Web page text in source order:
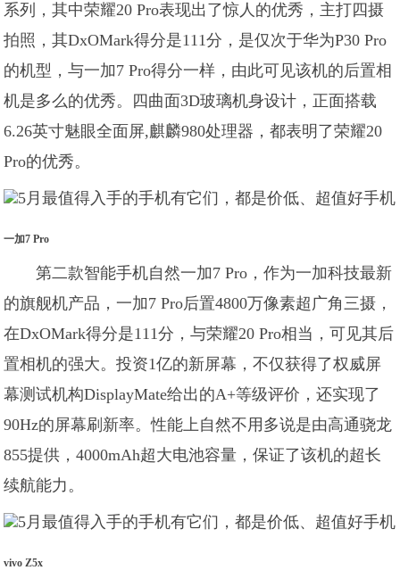
系列，其中荣耀20 Pro表现出了惊人的优秀，主打四摄
拍照，其DxOMark得分是111分，是仅次于华为P30 Pro
的机型，与一加7 Pro得分一样，由此可见该机的后置相
机是多么的优秀。四曲面3D玻璃机身设计，正面搭载
6.26英寸魅眼全面屏,麒麟980处理器，都表明了荣耀20
Pro的优秀。
一加7 Pro
第二款智能手机自然一加7 Pro，作为一加科技最新
的旗舰机产品，一加7 Pro后置4800万像素超广角三摄，
在DxOMark得分是111分，与荣耀20 Pro相当，可见其后
置相机的强大。投资1亿的新屏幕，不仅获得了权威屏
幕测试机构DisplayMate给出的A+等级评价，还实现了
90Hz的屏幕刷新率。性能上自然不用多说是由高通骁龙
855提供，4000mAh超大电池容量，保证了该机的超长
续航能力。
vivo Z5x